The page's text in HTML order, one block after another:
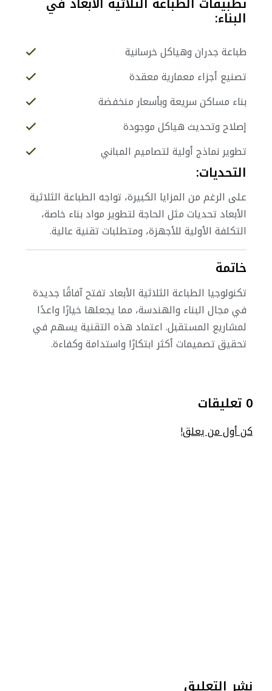
البناء:
طباعة جدران وهياكل خرسانية
تصنيع أجزاء معمارية معقدة
بناء مساكن سريعة وبأسعار منخفضة
إصلاح وتحديث هياكل موجودة
تطوير نماذج أولية لتصاميم المباني
التحديات:
على الرغم من المزايا الكبيرة، تواجه الطباعة الثلاثية
الأبعاد تحديات مثل الحاجة لتطوير مواد بناء خاصة،
التكلفة الأولية للأجهزة، ومتطلبات تقنية عالية.
خاتمة
تكنولوجيا الطباعة الثلاثية الأبعاد تفتح آفاقًا جديدة
في مجال البناء والهندسة، مما يجعلها خيارًا واعدًا
لمشاريع المستقبل. اعتماد هذه التقنية يسهم في
تحقيق تصميمات أكثر ابتكارًا واستدامة وكفاءة.
0 تعليقات
كن أول من يعلق!
نشر التعليق